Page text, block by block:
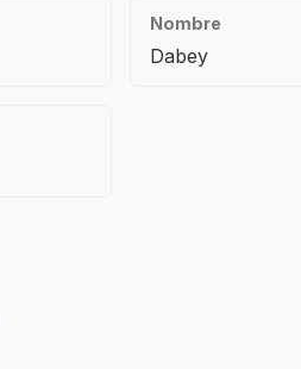
Nombre
Dabey